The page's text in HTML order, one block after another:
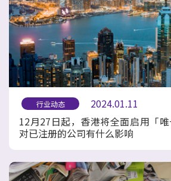
行业动态
2024.01.11
12月27日起，香港将全面启用「唯
对已注册的公司有什么影响